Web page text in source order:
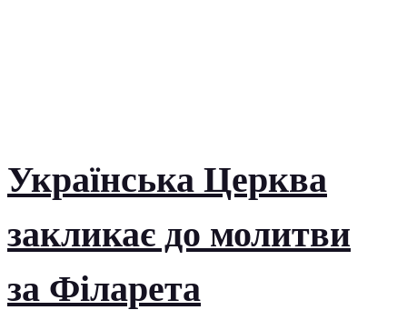
Українська Церква
закликає до молитви
за Філарета